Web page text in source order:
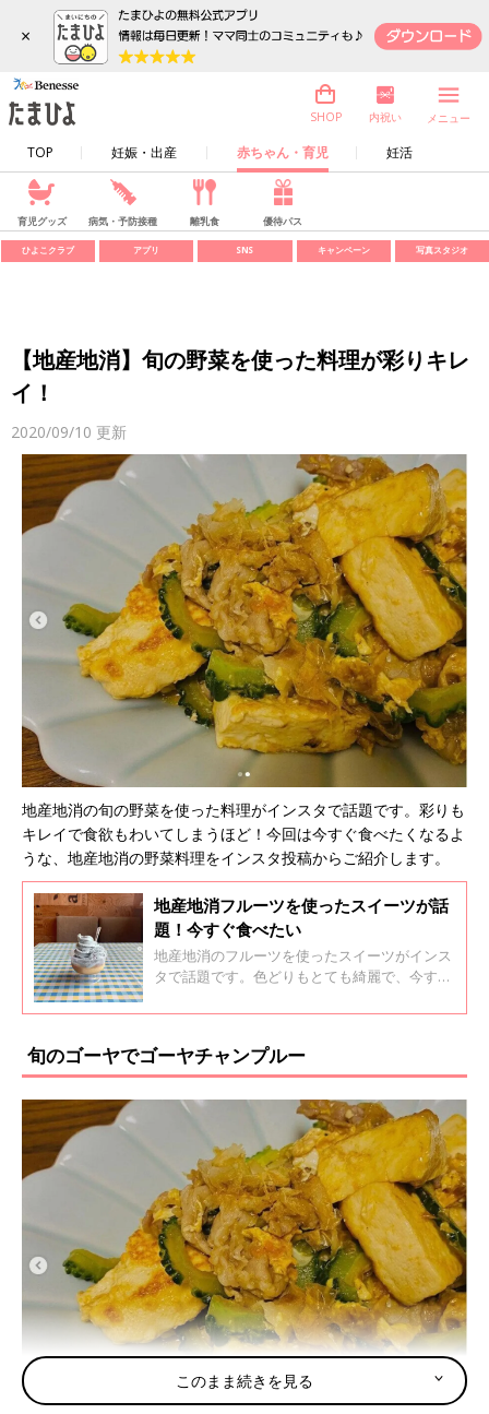
×
TOP 妊娠・出産 赤ちゃん・育児 妊活
SHOP 内祝い メニュー
育児グッズ 病気・予防接種 離乳食 優待パス
ひよこクラブ アプリ SNS キャンペーン 写真スタジオ
【地産地消】旬の野菜を使った料理が彩りキレ
イ！
2020/09/10 更新
地産地消の旬の野菜を使った料理がインスタで話題です。彩りも
キレイで食欲もわいてしまうほど！今回は今すぐ食べたくなるよ
うな、地産地消の野菜料理をインスタ投稿からご紹介します。
地産地消フルーツを使ったスイーツが話
題！今すぐ食べたい
地産地消のフルーツを使ったスイーツがインス
タで話題です。色どりもとても綺麗で、今すぐ
れるスイーツの数々、どうぞご覧ください。
旬のゴーヤでゴーヤチャンプルー
このまま続きを見る